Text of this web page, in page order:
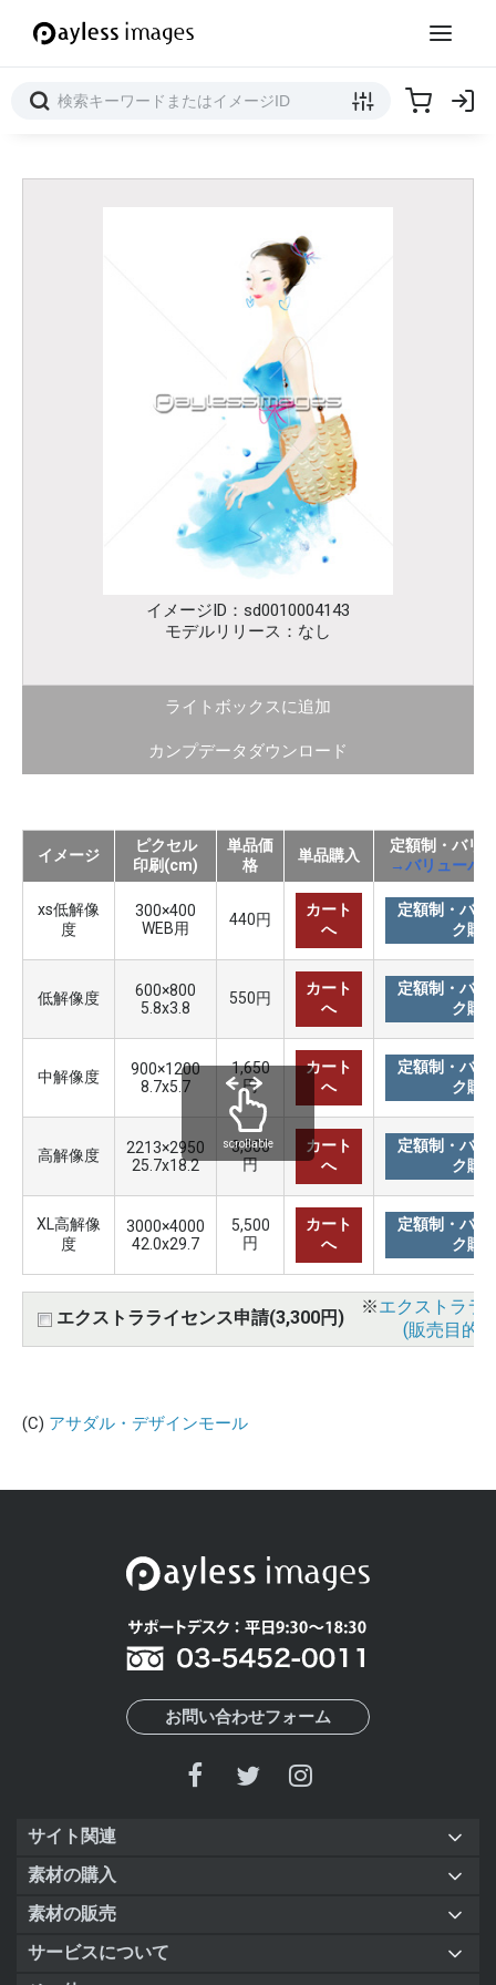
イメージID：sd0010004143
モデルリリース：なし
ライトボックスに追加
カンプデータダウンロード
イメージ
ピクセル
印刷(cm)
単品価
格
単品購入
定額制・バリ
→バリューパ
xs低解像
度
300×400
WEB用
440円
カート
へ
定額制・バリ
ク購
低解像度
600×800
5.8x3.8
550円
カート
へ
定額制・バリ
ク購
中解像度
900×1200
8.7x5.7
1,650
円
カート
へ
定額制・バリ
ク購
高解像度
2213×2950
25.7x18.2
3,300
円
カート
へ
定額制・バリ
ク購
XL高解像
度
3000×4000
42.0x29.7
5,500
円
カート
へ
定額制・バリ
ク購
エクストラライセンス申請(3,300円)
※エクストララ
(販売目的
scrollable
(C) アサダル・デザインモール
お問い合わせフォーム
サイト関連
素材の購入
素材の販売
サービスについて